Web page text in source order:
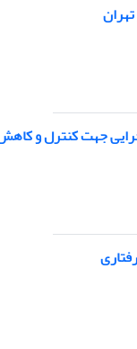
جهت کنترل و